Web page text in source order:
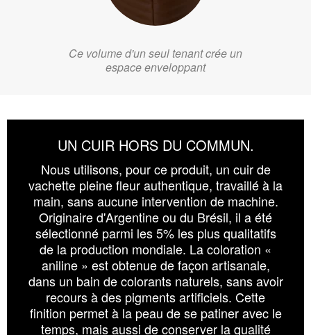
Ce volume d'un seul tenant crée un
espace enveloppant
UN CUIR HORS DU COMMUN.
Nous utilisons, pour ce produit, un cuir de
vachette pleine fleur authentique, travaillé à la
main, sans aucune intervention de machine.
Originaire d'Argentine ou du Brésil, il a été
sélectionné parmi les 5% les plus qualitatifs
de la production mondiale. La coloration «
aniline » est obtenue de façon artisanale,
dans un bain de colorants naturels, sans avoir
recours à des pigments artificiels. Cette
finition permet à la peau de se patiner avec le
temps, mais aussi de conserver la qualité